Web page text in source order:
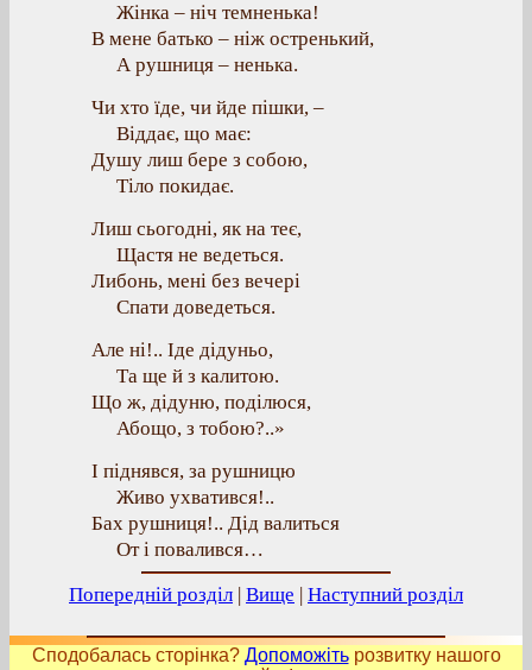
Жінка – ніч темненька!
В мене батько – ніж остренький,
А рушниця – ненька.
Чи хто їде, чи йде пішки, –
Віддає, що має:
Душу лиш бере з собою,
Тіло покидає.
Лиш сьогодні, як на теє,
Щастя не ведеться.
Либонь, мені без вечері
Спати доведеться.
Але ні!.. Іде дідуньо,
Та ще й з калитою.
Що ж, дідуню, поділюся,
Абощо, з тобою?..»
І піднявся, за рушницю
Живо ухватився!..
Бах рушниця!.. Дід валиться
От і повалився…
Попередній розділ | Вище | Наступний розділ
Сподобалась сторінка? Допоможітьрозвитку нашого